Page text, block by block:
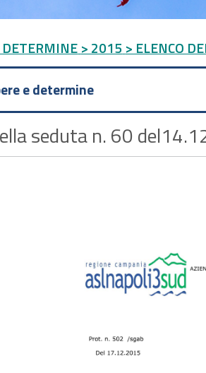
DETERMINE > 2015 > ELENCO
e determine
seduta n. 60